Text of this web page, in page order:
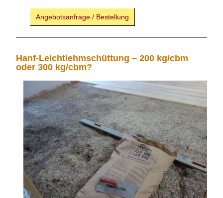
Angebotsanfrage / Bestellung
Hanf-Leichtlehmschüttung – 200 kg/cbm
oder 300 kg/cbm?